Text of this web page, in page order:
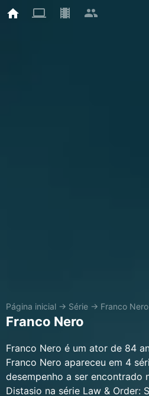
Página inicial → Série → Franco Nero
Franco Nero
Franco Nero é um ator de 84
Franco Nero apareceu em 4
desempenho a ser encontrado
Distasio na série Law & Order: